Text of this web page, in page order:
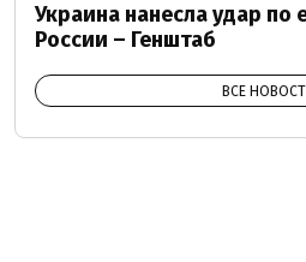
Украина нанесла удар по
России – Генштаб
ВСЕ